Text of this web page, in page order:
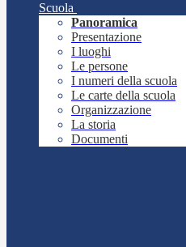
Scuola
Panoramica
Presentazione
I luoghi
Le persone
I numeri della scuola
Le carte della scuola
Organizzazione
La storia
Documenti